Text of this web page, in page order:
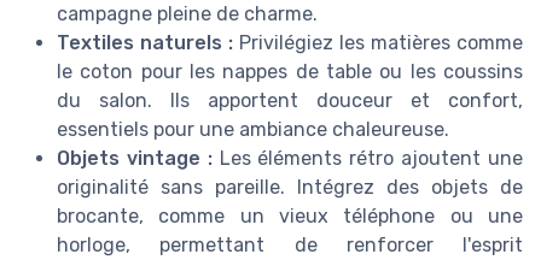
campagne pleine de charme.
Textiles naturels : Privilégiez les matières comme
le coton pour les nappes de table ou les coussins
du salon. Ils apportent douceur et confort,
essentiels pour une ambiance chaleureuse.
Objets vintage :Les éléments rétro ajoutent une
originalité sans pareille. Intégrez des objets de
brocante, comme un vieux téléphone ou une
horloge, permettant de renforcer l'esprit